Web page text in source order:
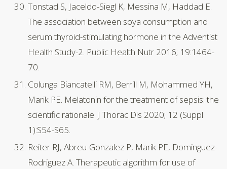
Tonstad S, Jaceldo-Siegl K, Messina M, Haddad E.
The association between soya consumption and
serum thyroid-stimulating hormone in the Adventist
Health Study-2. Public Health Nutr 2016; 19:1464-
70.
Colunga Biancatelli RM, Berrill M, Mohammed YH,
Marik PE. Melatonin for the treatment of sepsis: the
scientific rationale. J Thorac Dis 2020; 12 (Suppl
1):S54-S65.
Reiter RJ, Abreu-Gonzalez P, Marik PE, Dominguez-
Rodriguez A. Therapeutic algorithm for use of